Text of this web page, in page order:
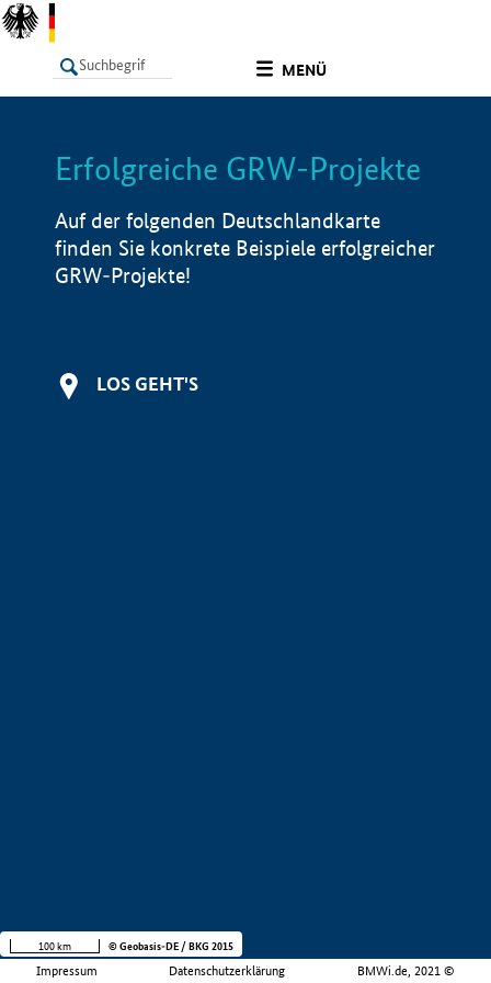
MENÜ
LISTE Info
Erfolgreiche GRW-Projekte
Auf der folgenden Deutschlandkarte
finden Sie konkrete Beispiele erfolgreicher
GRW-Projekte!
LOS GEHT'S
Impressum Datenschutzerklärung BMWi.de, 2021 ©
100 km © Geobasis-DE / BKG 2015